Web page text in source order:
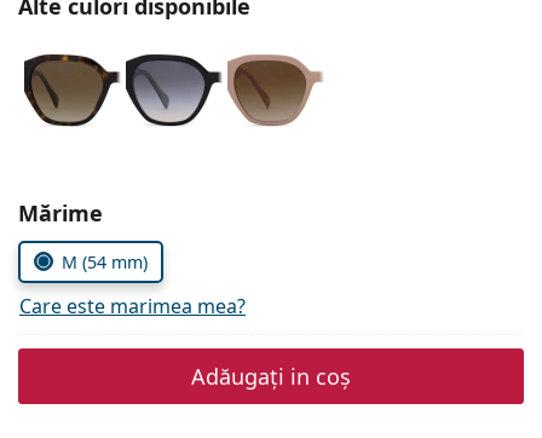
Persol
Prada
Toate mărcile
Alegeți parametrii
Mărime
M (54 mm)
Care este marimea mea?
Adăugați in coș